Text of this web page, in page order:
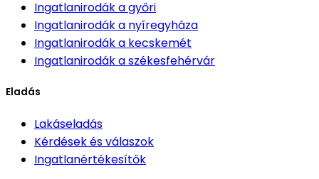
Ingatlanirodáka győri
Ingatlanirodáka nyíregyháza
Ingatlanirodáka kecskemét
Ingatlanirodáka székesfehérvár
Eladás
Lakáseladás
Kérdések és válaszok
Ingatlanértékesítők